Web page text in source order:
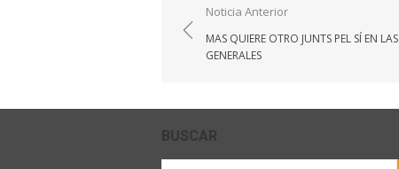
Navegación
de
entradas
Noticia Anterior
MAS QUIERE OTRO JUNTS PEL SÍ EN LAS
GENERALES
BUSCAR
Buscar